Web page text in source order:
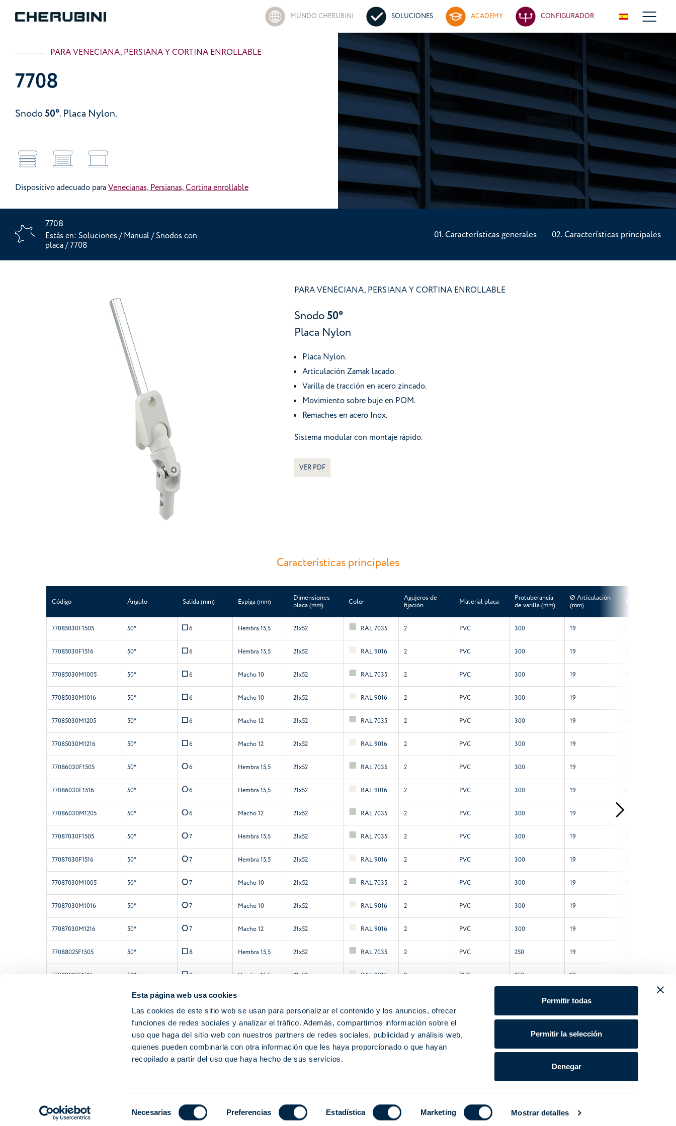
Esta página web usa cookies
Las cookies de este sitio web se usan para personalizar el contenido y los anuncios, ofrecer
funciones de redes sociales y analizar el tráfico. Además, compartimos información sobre el
uso que haga del sitio web con nuestros partners de redes sociales, publicidad y análisis web,
quienes pueden combinarla con otra información que les haya proporcionado o que hayan
recopilado a partir del uso que haya hecho de sus servicios.
Necesarias Preferencias Estadística Marketing Mostrar detalles
Permitir todas
Permitir la selección
Denegar
MUNDO CHERUBINI SOLUCIONES ACADEMY CONFIGURADOR
PARA VENECIANA, PERSIANA Y CORTINA ENROLLABLE
7708
Snodo50°. Placa Nylon.
Dispositivo adecuado paraVenecianas, Persianas, Cortina enrollable
7708
Estás en: Soluciones/ Manual/ Snodos con
placa/7708
Características generales Características principales
PARA VENECIANA, PERSIANA Y CORTINA ENROLLABLE
Snodo50°
Placa Nylon
Placa Nylon.
Articulación Zamak lacado.
Varilla de tracción en acero zincado.
Movimiento sobre buje en POM.
Remaches en acero Inox.
Sistema modular con montaje rápido.
VER PDF
Características principales
Código Ángulo Salida (mm) Espiga (mm)
Dimensiones
placa (mm)
Color
Agujeros de
fijación
Material placa
Protuberancia
de varilla (mm)
Ø Articulación
(mm)
Placa
77085030F1505 50° Q6 Hembra 15,5 21x52 RAL 7035 2 PVC 300 19 Con placa
77085030F1516 50° Q6 Hembra 15,5 21x52 RAL 9016 2 PVC 300 19 Con placa
77085030M1005 50° Q6 Macho 10 21x52 RAL 7035 2 PVC 300 19 Con placa
77085030M1016 50° Q6 Macho 10 21x52 RAL 9016 2 PVC 300 19 Con placa
77085030M1205 50° Q6 Macho 12 21x52 RAL 7035 2 PVC 300 19 Con placa
77085030M1216 50° Q6 Macho 12 21x52 RAL 9016 2 PVC 300 19 Con placa
77086030F1505 50° E6 Hembra 15,5 21x52 RAL 7035 2 PVC 300 19 Con placa
77086030F1516 50° E6 Hembra 15,5 21x52 RAL 9016 2 PVC 300 19 Con placa
77086030M1205 50° E6 Macho 12 21x52 RAL 7035 2 PVC 300 19 Con placa
77087030F1505 50° E7 Hembra 15,5 21x52 RAL 7035 2 PVC 300 19 Con placa
77087030F1516 50° E7 Hembra 15,5 21x52 RAL 9016 2 PVC 300 19 Con placa
77087030M1005 50° E7 Macho 10 21x52 RAL 7035 2 PVC 300 19 Con placa
77087030M1016 50° E7 Macho 10 21x52 RAL 9016 2 PVC 300 19 Con placa
77087030M1216 50° E7 Macho 12 21x52 RAL 9016 2 PVC 300 19 Con placa
77088025F1505 50° Q8 Hembra 15,5 21x52 RAL 7035 2 PVC 250 19 Con placa
77088025F1516 50° Q 8 Hembra 15,5 21x52 RAL 9016 2 PVC 250 19 Con placa
50° Q 8 19
50° E6 Macho 12 21x52 RAL 9016 2 300 19 Con placa
Cherubini S.p.A. | CIF/NIF IT 00622080984 |Powered by Lumi Datos corporativos | Política de privacidad